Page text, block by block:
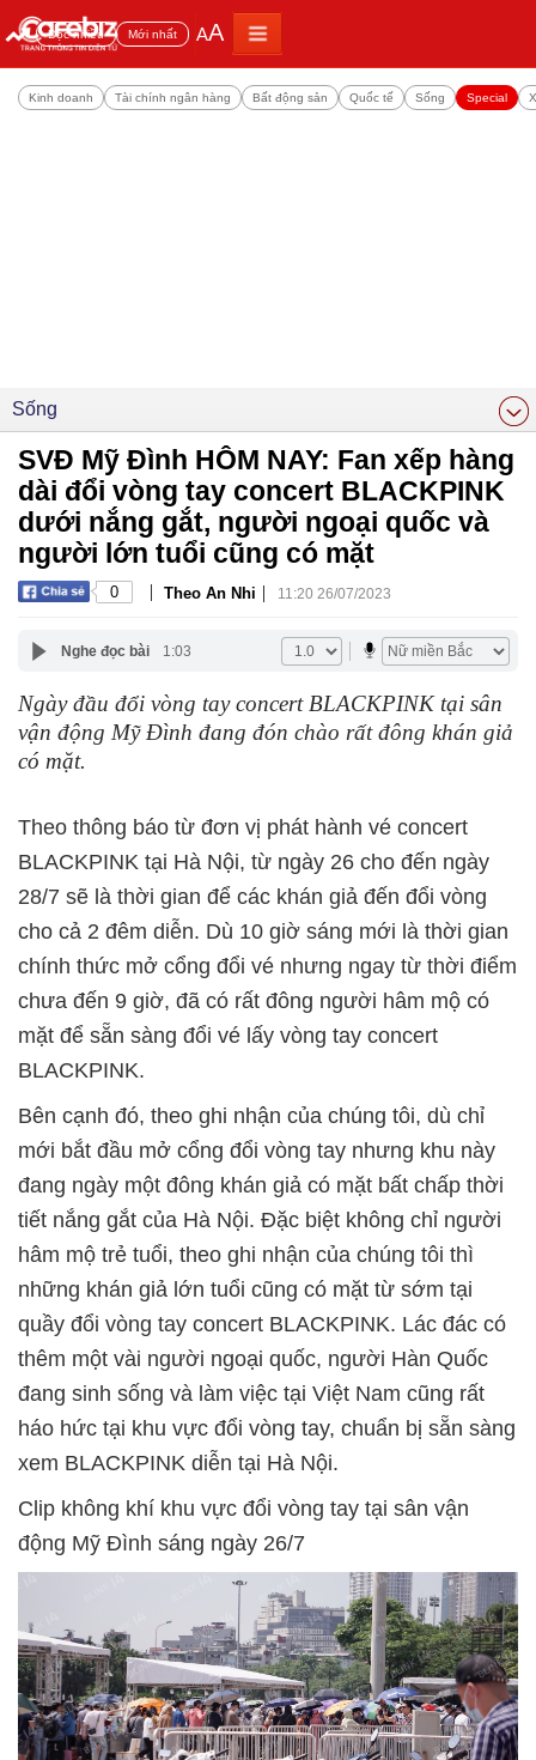
Đọc nhiều Mới nhất AA
Kinh doanh Tài chính ngân hàng Bất động sản Quốc tế Sống Special
Sống
SVĐ Mỹ Đình HÔM NAY: Fan xếp hàng
dài đổi vòng tay concert BLACKPINK
dưới nắng gắt, người ngoại quốc và
người lớn tuổi cũng có mặt
0 | Theo An Nhi | 11:20 26/07/2023
Nghe đọc bài 1:03
Ngày đầu đổi vòng tay concert BLACKPINK tại sân
vận động Mỹ Đình đang đón chào rất đông khán giả
có mặt.
Theo thông báo từ đơn vị phát hành vé concert
BLACKPINK tại Hà Nội, từ ngày 26 cho đến ngày
28/7 sẽ là thời gian để các khán giả đến đổi vòng
cho cả 2 đêm diễn. Dù 10 giờ sáng mới là thời gian
chính thức mở cổng đổi vé nhưng ngay từ thời điểm
chưa đến 9 giờ, đã có rất đông người hâm mộ có
mặt để sẵn sàng đổi vé lấy vòng tay concert
BLACKPINK.
Bên cạnh đó, theo ghi nhận của chúng tôi, dù chỉ
mới bắt đầu mở cổng đổi vòng tay nhưng khu này
đang ngày một đông khán giả có mặt bất chấp thời
tiết nắng gắt của Hà Nội. Đặc biệt không chỉ người
hâm mộ trẻ tuổi, theo ghi nhận của chúng tôi thì
những khán giả lớn tuổi cũng có mặt từ sớm tại
quầy đổi vòng tay concert BLACKPINK. Lác đác có
thêm một vài người ngoại quốc, người Hàn Quốc
đang sinh sống và làm việc tại Việt Nam cũng rất
háo hức tại khu vực đổi vòng tay, chuẩn bị sẵn sàng
xem BLACKPINK diễn tại Hà Nội.
Clip không khí khu vực đổi vòng tay tại sân vận
động Mỹ Đình sáng ngày 26/7